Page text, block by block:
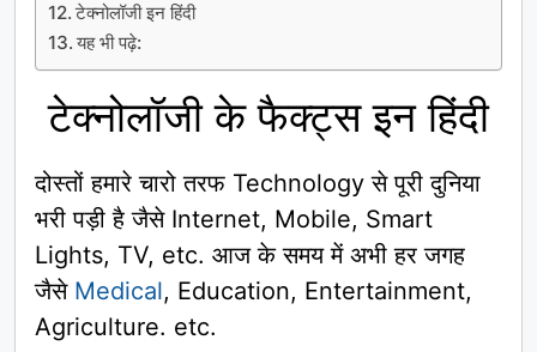
टेक्नोलॉजी इन हिंदी
यह भी पढ़े:
टेक्नोलॉजी के फैक्ट्स इन हिंदी
दोस्तों हमारे चारो तरफ Technology से पूरी दुनिया
भरी पड़ी है जैसे Internet, Mobile, Smart
Lights, TV, etc. आज के समय में अभी हर जगह
जैसे Medical, Education, Entertainment,
Agriculture. etc.